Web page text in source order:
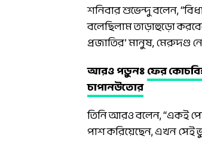
শনিবার শুভেন্দু বলেন,
বলেছিলাম তাড়াহুড়ো
প্রজাতির’ মানুষ, মেরুদণ্ড
আরও পড়ুনঃফের
চাপানউতোর
তিনি আরও বলেন, “একই
পাশ করিয়েছেন, এখন সেই